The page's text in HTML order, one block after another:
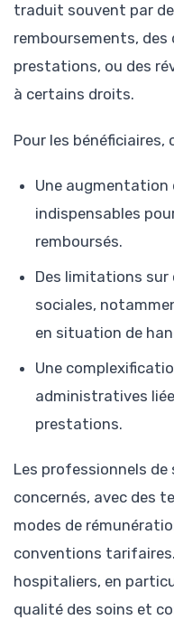
traduit souvent par
remboursements, des
prestations, ou des
à certains droits.
Pour les
Une augmentation
indispensables
remboursés.
Des limitations sur
sociales,
en situation de
Une
administratives
prestations.
Les professionnels
concernés, avec des
modes de
conventions
hospitaliers, en
qualité des soins et